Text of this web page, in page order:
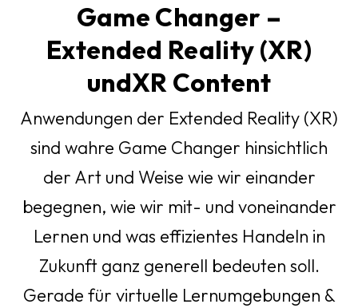
Game Changer –
Extended Reality (XR)
undXR Content
Anwendungen der Extended Reality (XR)
sind wahre Game Changer hinsichtlich
der Art und Weise wie wir einander
begegnen, wie wir mit- und voneinander
Lernen und was effizientes Handeln in
Zukunft ganz generell bedeuten soll.
Gerade für virtuelle Lernumgebungen &